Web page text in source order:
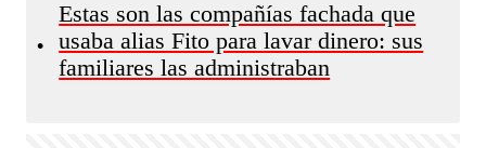
•
Estas son las compañías fachada que
usaba alias Fito para lavar dinero: sus
familiares las administraban